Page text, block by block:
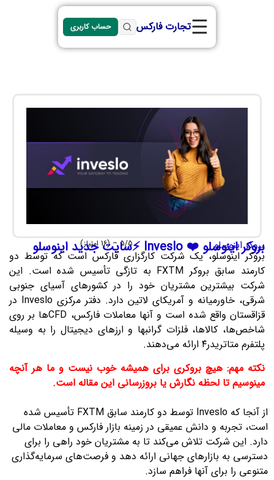
☰تجارت فارکس حساب کاربری
5/5 – (16 امتیاز) بروکر اینوسلو
بروکر اینوسلو ❤️ Inveslo ⚡سایت جدید اینوسلو
بروکر اینوسلو، یک شرکت کارگزاری فارکس است که توسط دو
کارمند سابق بروکر FXTM به تازگی تأسیس شده است. این
شرکت بیشترین مشتریان خود را در کشورهای آسیای جنوبی
شرقی، خاورمیانه و آمریکای لاتین دارد. دفتر مرکزی Inveslo در
قزاقستان واقع شده است و آنها معاملات فارکس، CFD‌ها بر روی
شاخص‌ها، کالاها، فلزات گرانبها و ارزهای دیجیتال را به وسیله
پلتفرم متاتریدر۴ ارائه می‌دهند.
نکته مهم: هیچ بروکری برای همیشه خوب نیست و ما هر آنچه
مینوسیم تا لحظه نگارش یا بروزرسانی این مقاله است.
از آنجا که Inveslo توسط دو کارمند سابق FXTM تأسیس شده
است، تجربه و دانش عمیقی در زمینه بازار فارکس و معاملات مالی
دارد. این شرکت تلاش می‌کند تا به مشتریان خود راهی را برای
دسترسی به بازارهای جهانی ارائه دهد و فرصت‌های سرمایه‌گذاری
متنوعی را برای آنها فراهم سازد.